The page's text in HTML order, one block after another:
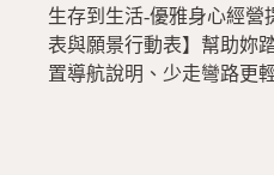
生存到生活-優雅身心經營
表與願景行動表】幫助妳
置導航說明、少走彎路更